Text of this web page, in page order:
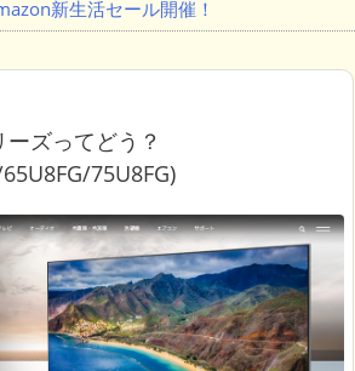
新生活セール開催！
ズってどう？
75U8FG)